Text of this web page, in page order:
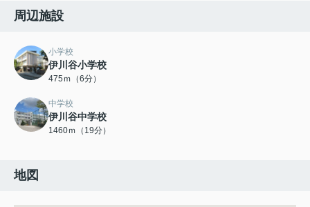
周辺施設
小学校
伊川谷小学校
475ｍ（6分）
中学校
伊川谷中学校
1460ｍ（19分）
地図